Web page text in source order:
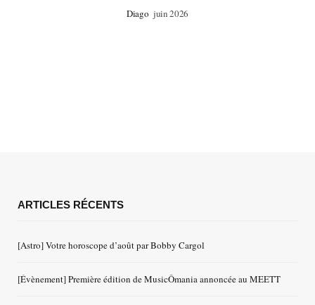
Diago juin 2026
ARTICLES RÉCENTS
[Astro] Votre horoscope d’août par Bobby Cargol
[Évènement] Première édition de MusicÔmania annoncée au MEETT